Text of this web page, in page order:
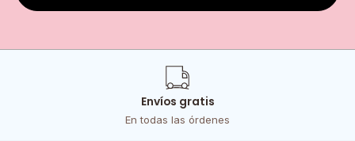
Envíos gratis
En todas las órdenes